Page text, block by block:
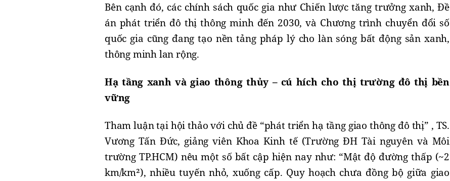
Bên cạnh đó, các chính sách quốc gia như Chiến lược tăng trưởng xanh, Đề
án phát triển đô thị thông minh đến 2030, và Chương trình chuyển đổi số
quốc gia cũng đang tạo nền tảng pháp lý cho làn sóng bất động sản xanh,
thông minh lan rộng.
Hạ tầng xanh và giao thông thủy – cú hích cho thị trường đô thị bền
vững
Tham luận tại hội thảo với chủ đề “phát triển hạ tầng giao thông đô thị” , TS.
Vương Tấn Đức, giảng viên Khoa Kinh tế (Trường ĐH Tài nguyên và Môi
trường TP.HCM) nêu một số bất cập hiện nay như: “Mật độ đường thấp (~2
km/km²), nhiều tuyến nhỏ, xuống cấp. Quy hoạch chưa đồng bộ giữa giao